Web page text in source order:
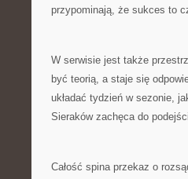
przypominają, że sukces to
W serwisie jest także
być teorią, a staje się
układać tydzień w sezonie,
Sieraków zachęca do
Całość spina przekaz o